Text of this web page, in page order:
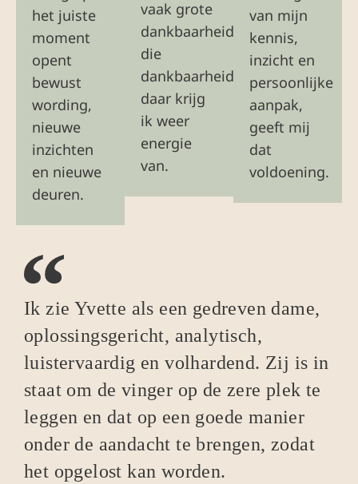
het juiste
moment
opent
bewust
wording,
nieuwe
inzichten
en nieuwe
deuren.
vaak grote
dankbaarheid,
die
dankbaarheid,
daar krijg
ik weer
energie
van.
van mijn
kennis,
inzicht en
persoonlijke
aanpak,
geeft mij
dat
voldoening.
Ik zie Yvette als een gedreven dame,
oplossingsgericht, analytisch,
luistervaardig en volhardend. Zij is in
staat om de vinger op de zere plek te
leggen en dat op een goede manier
onder de aandacht te brengen, zodat
het opgelost kan worden.